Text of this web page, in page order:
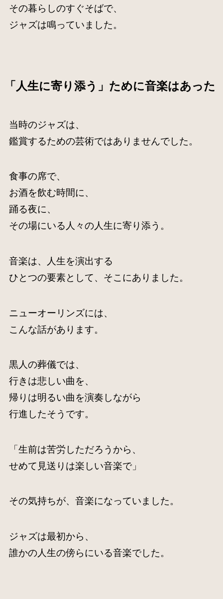
その暮らしのすぐそばで、
ジャズは鳴っていました。
「人生に寄り添う」ために音楽はあった
当時のジャズは、
鑑賞するための芸術ではありませんでした。
食事の席で、
お酒を飲む時間に、
踊る夜に、
その場にいる人々の人生に寄り添う。
音楽は、人生を演出する
ひとつの要素として、そこにありました。
ニューオーリンズには、
こんな話があります。
黒人の葬儀では、
行きは悲しい曲を、
帰りは明るい曲を演奏しながら
行進したそうです。
「生前は苦労しただろうから、
せめて見送りは楽しい音楽で」
その気持ちが、音楽になっていました。
ジャズは最初から、
誰かの人生の傍らにいる音楽でした。